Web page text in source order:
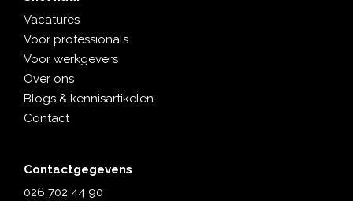
Vacatures
Voor professionals
Voor werkgevers
Over ons
Blogs & kennisartikelen
Contact
Contactgegevens
026 702 44 90